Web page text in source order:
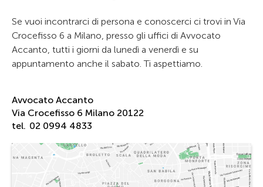
Se vuoi incontrarci di persona e conoscerci ci trovi in Via
Crocefisso 6 a Milano, presso gli uffici di Avvocato
Accanto, tutti i giorni da lunedì a venerdì e su
appuntamento anche il sabato. Ti aspettiamo.
Avvocato Accanto
Via Crocefisso 6 Milano 20122
tel. 02 0994 4833